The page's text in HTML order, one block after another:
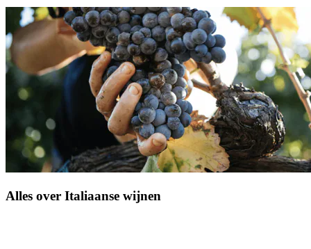
Alles over Italiaanse wijnen